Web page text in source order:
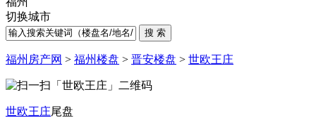
切换城市
福州房产网 > 福州楼盘 > 晋安楼盘 > 世欧王庄
世欧王庄尾盘